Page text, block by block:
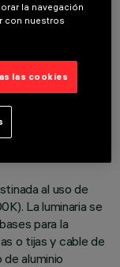
al uso de
La luminaria se
para la
o tijas y cable de
aluminio
la navegación
con nuestros
las cookies